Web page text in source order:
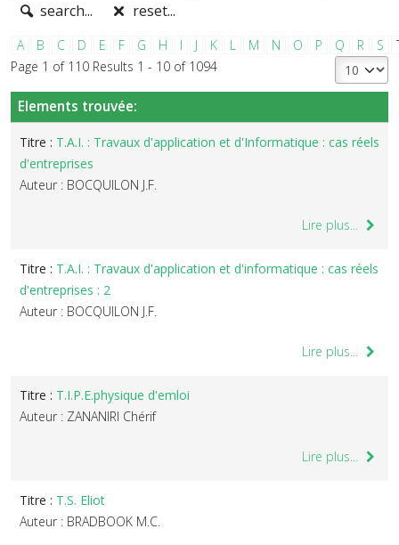
search... reset...
A B C D E F G H I J K L M N O P Q R S
Page 1 of 110 Results 1 - 10 of 1094
Elements trouvée:
Titre : T.A.I. : Travaux d'application et d'Informatique : cas réels
d'entreprises
Auteur : BOCQUILON J.F.
Lire plus...
Titre : T.A.I. : Travaux d'application et d'informatique : cas réels
d'entreprises : 2
Auteur : BOCQUILON J.F.
Lire plus...
Titre : T.I.P.E.physique d'emloi
Auteur : ZANANIRI Chérif
Lire plus...
Titre : T.S. Eliot
Auteur : BRADBOOK M.C.